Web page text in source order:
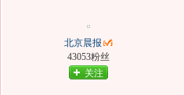
北京晨报
43053粉丝
关注